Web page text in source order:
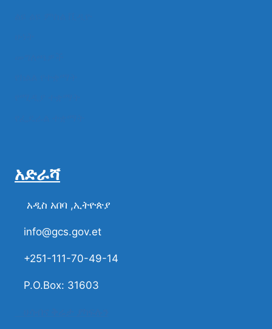
አድራሻ
አዲስ አበባ ,ኢትዮጵያ
info@gcs.gov.et
+251-111-70-49-14
P.O.Box: 31603